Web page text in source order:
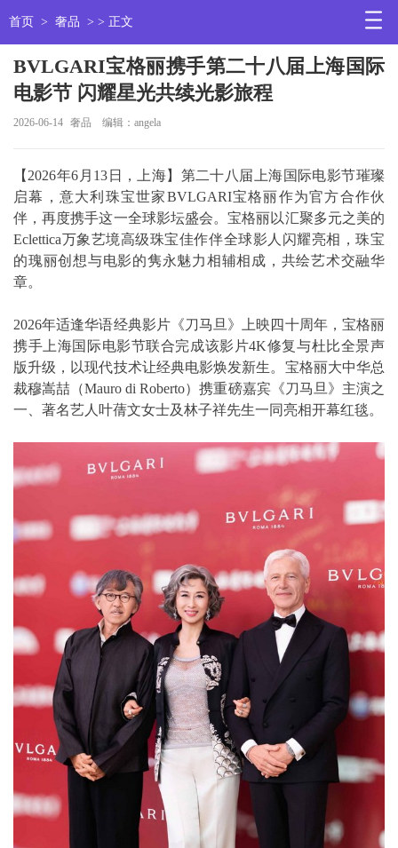
首页 > 奢品 > > 正文
BVLGARI宝格丽携手第二十八届上海国际
电影节 闪耀星光共续光影旅程
2026-06-14 奢品 编辑：angela
【2026年6月13日，上海】第二十八届上海国际电影节璀璨
启幕，意大利珠宝世家BVLGARI宝格丽作为官方合作伙
伴，再度携手这一全球影坛盛会。宝格丽以汇聚多元之美的
Eclettica万象艺境高级珠宝佳作伴全球影人闪耀亮相，珠宝
的瑰丽创想与电影的隽永魅力相辅相成，共绘艺术交融华
章。
2026年适逢华语经典影片《刀马旦》上映四十周年，宝格丽
携手上海国际电影节联合完成该影片4K修复与杜比全景声
版升级，以现代技术让经典电影焕发新生。宝格丽大中华总
裁穆嵩喆（Mauro di Roberto）携重磅嘉宾《刀马旦》主演之
一、著名艺人叶蒨文女士及林子祥先生一同亮相开幕红毯。